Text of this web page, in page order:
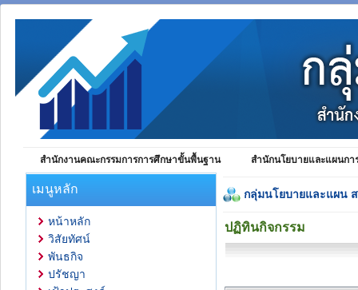
สำนักงานคณะกรรมการการศึกษาขั้นพื้นฐาน สำนักนโยบายและแผนก
เมนูหลัก
หน้าหลัก
วิสัยทัศน์
พันธกิจ
ปรัชญา
กลุ่มนโยบายและแผน
ปฏิทินกิจกรรม